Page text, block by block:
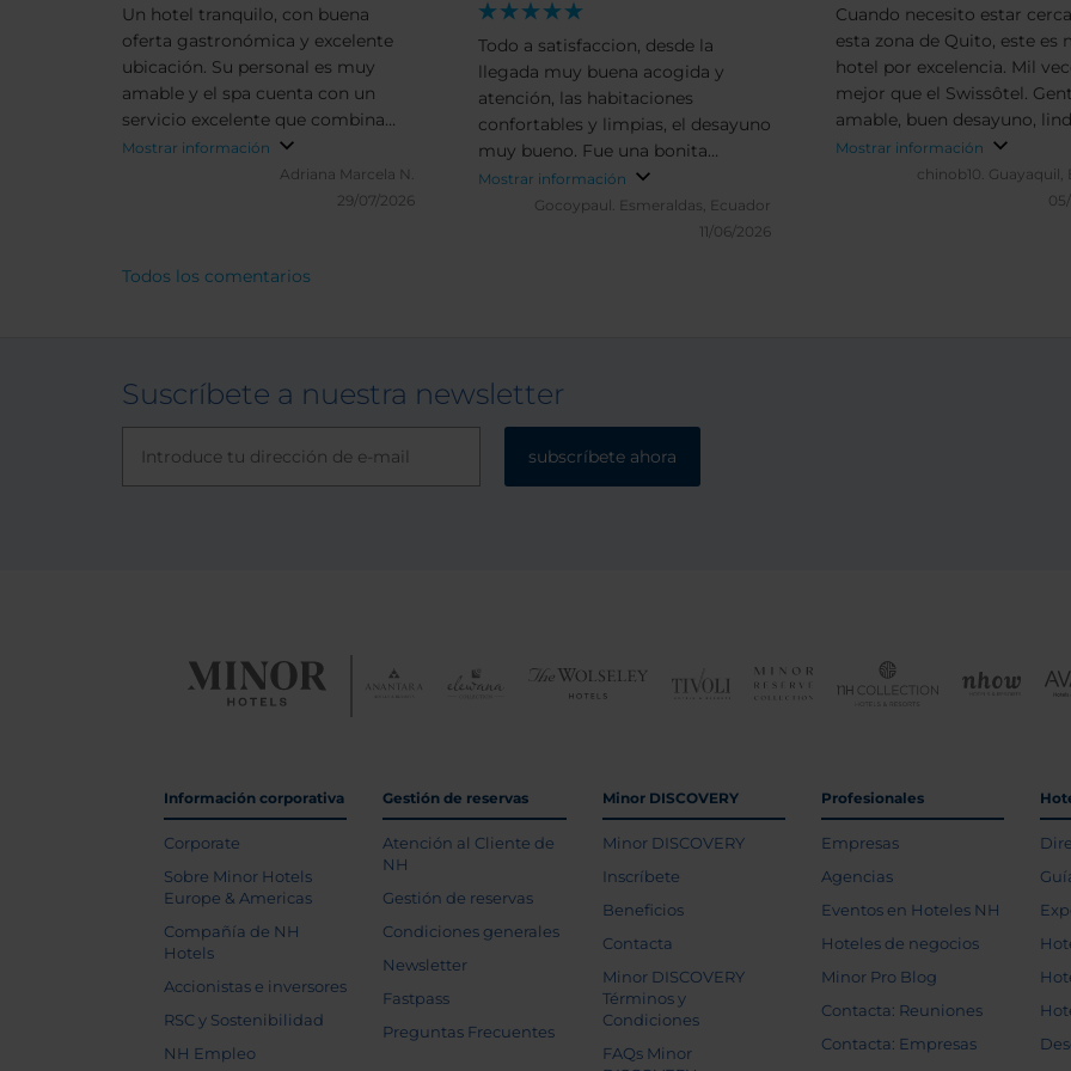
Un hotel tranquilo, con buena
oferta gastronómica y excelente
ubicación. Su personal es muy
amable y el spa cuenta con un
servicio excelente que combina
diferentes técnicas, ideal para
Mostrar información
Adriana Marcela N.
29/07/2026
Todo a satisfaccion, desde la
llegada muy buena acogida y
atención, las habitaciones
confortables y limpias, el desayuno
muy bueno. Fue una bonita
experiencia
Mostrar información
Gocoypaul. Esmeraldas, Ecuador
11/06/2026
Cuando necesito estar
esta zona de Quito, este es
hotel por excelencia. Mil
mejor que el Swissôtel.
amable, buen desayuno,
cuarto. Tienen que
salas de baño que ya están
Mostrar información
chinob10. Guayaquil,
Todos los comentarios
Suscríbete a nuestra newsletter
subscríbete ahora
Información corporativa
Corporate
Sobre Minor Hotels
Europe & Americas
Compañía de NH
Hotels
Accionistas e inversores
RSC y Sostenibilidad
NH Empleo
Gestión de reservas
Atención al Cliente de
NH
Gestión de reservas
Condiciones generales
Newsletter
Fastpass
Preguntas Frecuentes
Minor DISCOVERY
Minor DISCOVERY
Inscríbete
Beneficios
Contacta
Minor DISCOVERY
Términos y
Condiciones
FAQs Minor
Profesionales
Empresas
Agencias
Eventos en Hoteles NH
Hoteles de negocios
Minor Pro Blog
Contacta: Reuniones
Contacta: Empresas